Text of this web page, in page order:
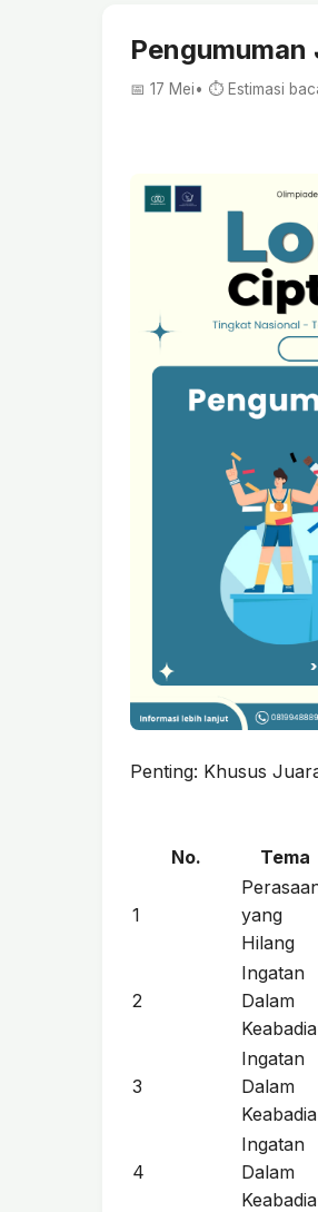
📅 17 Mei• ⏱ Estimasi
Penting: Khusus
No. Tema
1
yang
Hilang
2
Ingatan
Dalam
3
Ingatan
Dalam
4
Ingatan
Dalam